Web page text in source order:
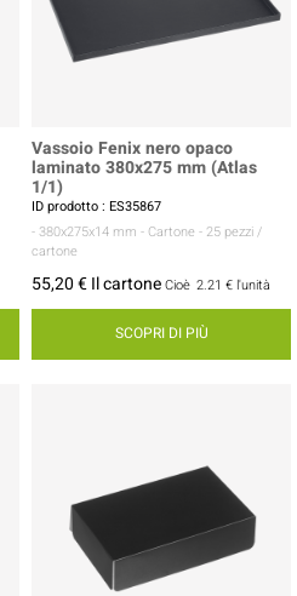
Vassoio Fenix nero opaco
laminato 380x275 mm (Atlas
1/1)
ID prodotto : ES35867
- 380x275x14 mm - Cartone - 25 pezzi /
cartone
55,20 € Il cartoneCioè 2.21 € l'unità
SCOPRI DI PIÙ